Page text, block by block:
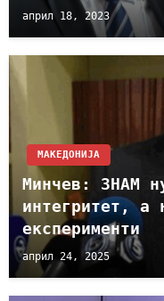
април 18, 2023
МАКЕДОНИЈА
Минчев: ЗНАМ
интегритет, а
експерименти
април 24, 2025